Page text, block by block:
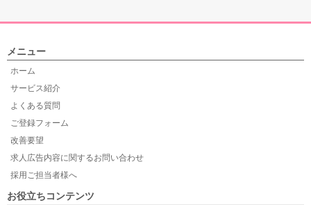
メニュー
ホーム
サービス紹介
よくある質問
ご登録フォーム
改善要望
求人広告内容に関するお問い合わせ
採用ご担当者様へ
お役立ちコンテンツ